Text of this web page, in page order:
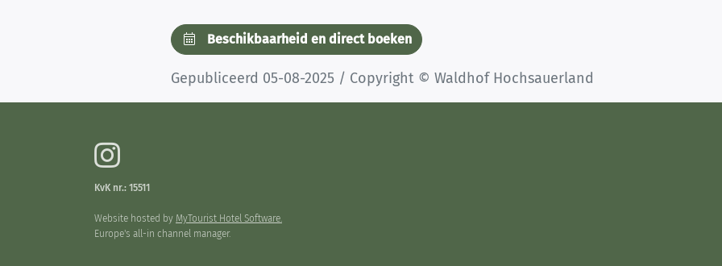
Beschikbaarheid en direct boeken
Gepubliceerd 05-08-2025 / Copyright © Waldhof Hochsauerland
KvK nr.: 15511
Website hosted by MyTourist Hotel Software.
Europe's all-in channel manager.